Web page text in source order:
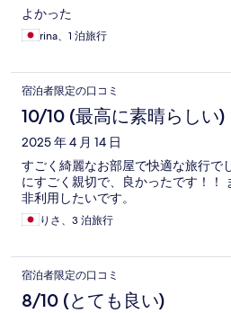
よかった
rina、1 泊旅行
宿泊者限定の口コミ
10/10 (最高に素晴らしい)
2025 年 4 月 14 日
すごく綺麗なお部屋で快適な旅行で
にすごく親切で、良かったです！！
非利用したいです。
りさ、3 泊旅行
宿泊者限定の口コミ
8/10 (とても良い)